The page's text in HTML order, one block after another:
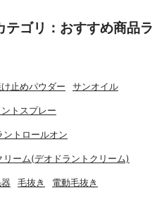
ゴリ：おすすめ商品ラ
け止めパウダー サンオイル
トスプレー
ントロールオン
リーム(デオドラントクリーム)
毛抜き 電動毛抜き